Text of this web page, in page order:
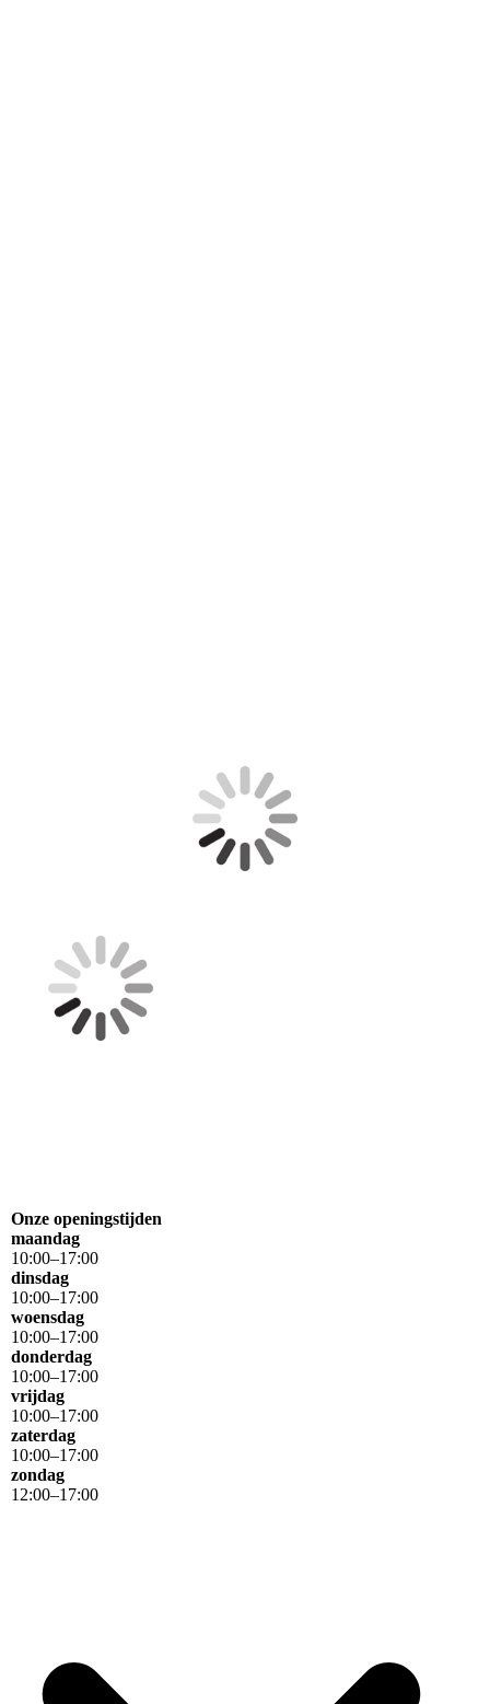
Onze openingstijden
maandag
10:00–17:00
dinsdag
10:00–17:00
woensdag
10:00–17:00
donderdag
10:00–17:00
vrijdag
10:00–17:00
zaterdag
10:00–17:00
zondag
12:00–17:00